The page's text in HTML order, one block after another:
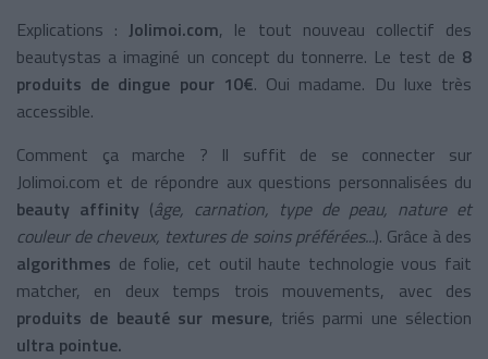
Explications : Jolimoi.com, le tout nouveau collectif des
beautystas a imaginé un concept du tonnerre. Le test de 8
produits de dingue pour 10€. Oui madame. Du luxe très
accessible.
Comment ça marche ? Il suffit de se connecter sur
Jolimoi.com et de répondre aux questions personnalisées du
beauty affinity (âge, carnation, type de peau, nature et
couleur de cheveux, textures de soins préférées...). Grâce à des
algorithmes de folie, cet outil haute technologie vous fait
matcher, en deux temps trois mouvements, avec des
produits de beauté sur mesure, triés parmi une sélection
ultra pointue.